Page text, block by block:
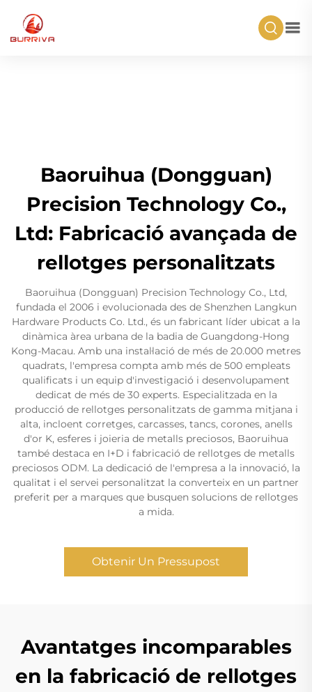
Baoruihua (Dongguan)
Precision Technology Co.,
Ltd: Fabricació avançada de
rellotges personalitzats
Baoruihua (Dongguan) Precision Technology Co., Ltd,
fundada el 2006 i evolucionada des de Shenzhen Langkun
Hardware Products Co. Ltd., és un fabricant líder ubicat a la
dinàmica àrea urbana de la badia de Guangdong-Hong
Kong-Macau. Amb una instal·lació de més de 20.000 metres
quadrats, l'empresa compta amb més de 500 empleats
qualificats i un equip d'investigació i desenvolupament
dedicat de més de 30 experts. Especialitzada en la
producció de rellotges personalitzats de gamma mitjana i
alta, incloent corretges, carcasses, tancs, corones, anells
d'or K, esferes i joieria de metalls preciosos, Baoruihua
també destaca en I+D i fabricació de rellotges de metalls
preciosos ODM. La dedicació de l'empresa a la innovació, la
qualitat i el servei personalitzat la converteix en un partner
preferit per a marques que busquen solucions de rellotges
a mida.
Obtenir Un Pressupost
Avantatges incomparables
en la fabricació de rellotges